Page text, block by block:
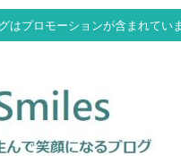
はプロモーションが含まれてい